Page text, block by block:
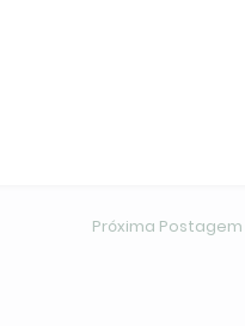
Próxima Postagem